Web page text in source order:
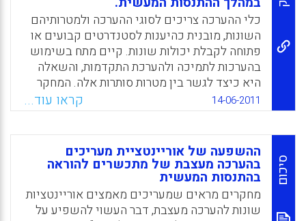
כלי ההערכה צריכים לסוגי ההערכה ולמטרותיהם
השונות, מובנית כהיענות לסטנדרטים קבועים או
פתוחה לקבלת יכולות שונות. קיים מתח בשימוש
בהערכות לתמיכה ולהערכת התקדמות, והשאלה
היא כיצד לגשר בין מטרות סותרות אלה. המחקר
מראה שההבדלים בין חונכים לבין סטודנטים
לגבי היבטים חשובים של הערכה מועטים, ושהם
מסכימים לגבי הדרך שבה היא מתבצעת. מנקודת
המבט של הערכה, אי-הסכמות או מחלוקות בין
סטודנטים לבין חונכים בתהליך החונכות עשויים
דווקא לשפר את ההוראה, והדבר אמור לגבי שלוש
המדינות שנבדקו. דווקא חשיפת סתירות בדעות
ובגישות עשויה להוביל להבנות חדשות
14-06-2011 קראו עוד...
סיכום
ההשפעה של אוריינטציית מעריכים
בהערכה מעצבת של מתכשרים להוראה
בהתנסות המעשית
מחקרים מראים שמעריכים מאמצים אוריינטציות
שונות להערכה מעצבת, דבר העשוי להשפיע על